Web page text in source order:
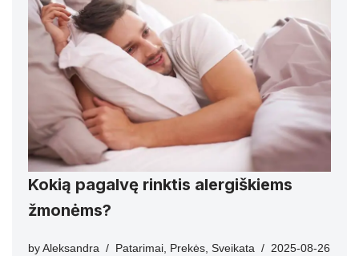
Kokią pagalvę rinktis alergiškiems
žmonėms?
by Aleksandra Patarimai, Prekės, Sveikata 2025-08-26